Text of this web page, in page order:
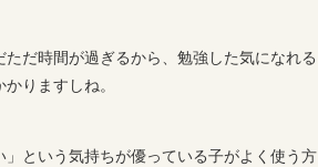
だ時間が過ぎるから、勉強した気になれる
りますしね。
という気持ちが優っている子がよく使う方